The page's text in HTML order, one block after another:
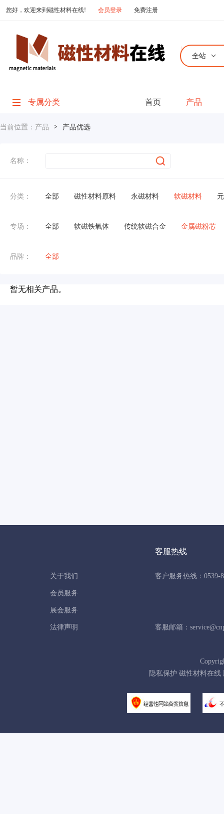
您好，欢迎来到磁性材料在线! 会员登录 免费注册
全站
专属分类 首页 产品
当前位置： 产品 > 产品优选
名称：
分类： 全部 磁性材料原料 永磁材料 软磁材料
专场： 全部 软磁铁氧体 传统软磁合金 金属磁粉芯
品牌： 全部
暂无相关产品。
关于我们
会员服务
展会服务
法律声明
客服热线
客户服务热线：0539-
客服邮箱：
隐私保护 磁性材料在线